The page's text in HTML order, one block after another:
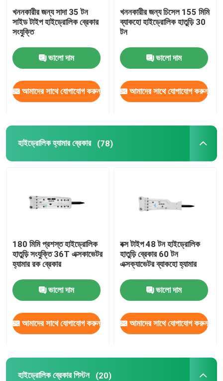
খননকারীর জন্য সাদা 35 টন
সাইড টাইপ হাইড্রোলিক ব্রেকার
সংযুক্তি
ভালো দাম
আমাদের সাথে যোগাযোগ করুন
খননকারীর জন্য চিসেল 155 মিমি
ব্যাকহো হাইড্রোলিক হাতুড়ি 30
টন
ভালো দাম
আমাদের সাথে যোগাযোগ করুন
হাইড্রোলিক হ্যামার ব্রেকার (78)
180 মিমি প্রশস্ত হাইড্রোলিক
হাতুড়ি সংযুক্তি 36T এক্সকাভেটর
হ্যামার রক ব্রেকার
ভালো দাম
আমাদের সাথে যোগাযোগ করুন
বক্স টাইপ 48 টন হাইড্রোলিক
হাতুড়ি ব্রেকার 60 টন
এক্সক্যাভেটর ব্যাকহো হ্যামার
ভালো দাম
আমাদের সাথে যোগাযোগ করুন
হাইড্রোলিক ব্রেকার পিস্টন (20)